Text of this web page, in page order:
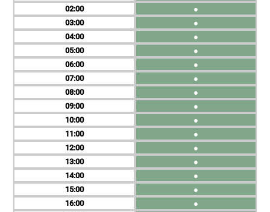
02
03
04
05
06
07
08
09
10
11
12
13
14
15
16
●
●
●
●
●
●
●
●
●
●
●
●
●
●
●